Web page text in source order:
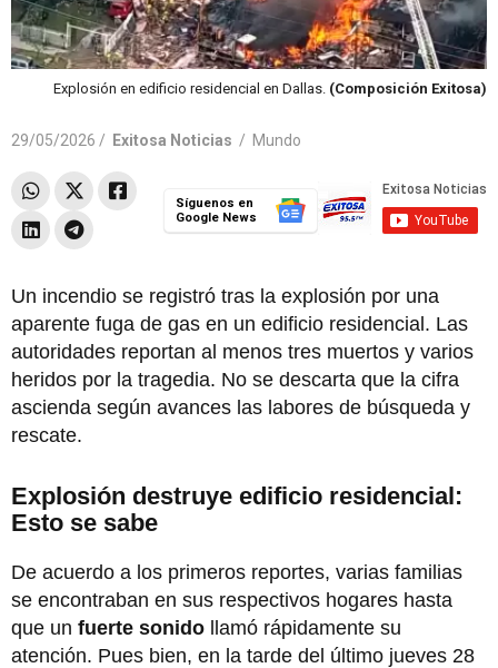
Explosión en edificio residencial en Dallas. (Composición Exitosa)
29/05/2026 / Exitosa Noticias / Mundo
Síguenos en
Google News
Un incendio se registró tras la explosión por una
aparente fuga de gas en un edificio residencial. Las
autoridades reportan al menos tres muertos y varios
heridos por la tragedia. No se descarta que la cifra
ascienda según avances las labores de búsqueda y
rescate.
Explosión destruye edificio residencial:
Esto se sabe
De acuerdo a los primeros reportes, varias familias
se encontraban en sus respectivos hogares hasta
que un fuerte sonido llamó rápidamente su
atención. Pues bien, en la tarde del último jueves 28